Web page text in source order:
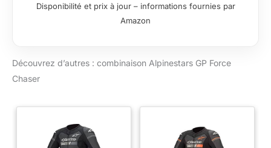
Disponibilité et prix à jour – informations fournies par
Amazon
Découvrez d’autres : combinaison Alpinestars GP Force
Chaser